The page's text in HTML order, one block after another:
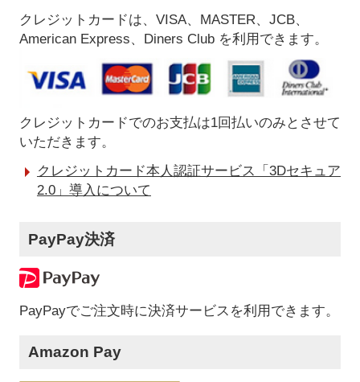
クレジットカードは、VISA、MASTER、JCB、
American Express、Diners Club を利用できます。
クレジットカードでのお支払は1回払いのみとさせて
いただきます。
クレジットカード本人認証サービス「3Dセキュア
2.0」導入について
PayPay決済
PayPayでご注文時に決済サービスを利用できます。
Amazon Pay